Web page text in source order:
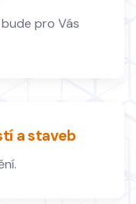
pro Vás
a staveb